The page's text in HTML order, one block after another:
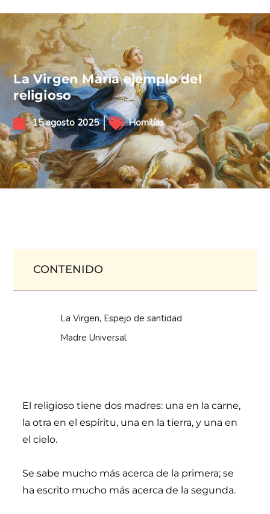
La Virgen María ejemplo del
religioso
15 agosto 2025 Homilías
CONTENIDO
La Virgen, Espejo de santidad
Madre Universal
El religioso tiene dos madres: una en la carne,
la otra en el espíritu, una en la tierra, y una en
el cielo.
Se sabe mucho más acerca de la primera; se
ha escrito mucho más acerca de la segunda.